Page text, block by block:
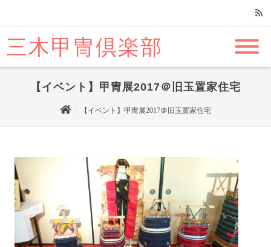
RSS
三木甲冑倶楽部
【イベント】甲冑展2017＠旧玉置家住宅
【イベント】甲冑展2017＠旧玉置家住宅